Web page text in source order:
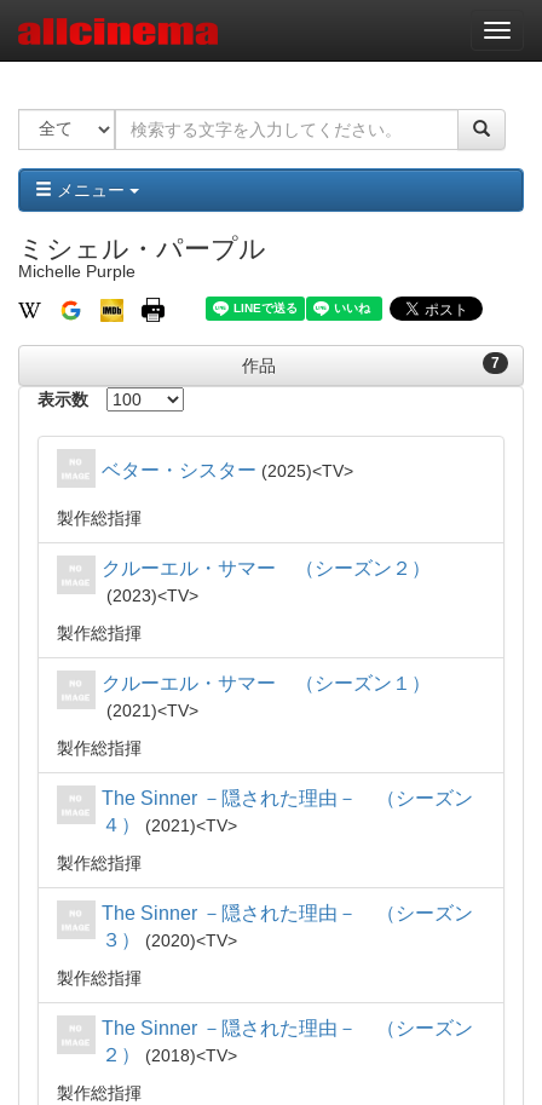
ナ
ビ
ー
ョ
ン
メニュー
ミシェル・パープル
Michelle Purple
7
作品
表示数
ベター・シスター 2025 TV
製作総指揮
クルーエル・サマー （シーズン２）
2023
TV
製作総指揮
クルーエル・サマー （シーズン１）
2021
TV
製作総指揮
The Sinner －隠された理由－ （シーズン
４）
2021
TV
製作総指揮
The Sinner －隠された理由－ （シーズン
３）
2020
TV
製作総指揮
The Sinner －隠された理由－ （シーズン
２）
2018
TV
製作総指揮